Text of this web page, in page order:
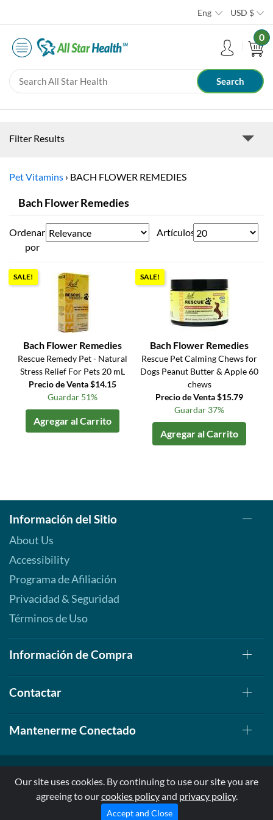
Eng USD $
0
Filter Results
Pet Vitamins › BACH FLOWER REMEDIES
Bach Flower Remedies
Ordenar
por
Artículos
SALE!
Bach Flower Remedies
Rescue Remedy Pet - Natural
Stress Relief For Pets 20 mL
Precio de Venta $14.15
Guardar 51%
Agregar al Carrito
SALE!
Bach Flower Remedies
Rescue Pet Calming Chews for
Dogs Peanut Butter & Apple 60
chews
Precio de Venta $15.79
Guardar 37%
Agregar al Carrito
Información del Sitio
About Us
Accessibility
Programa de Afiliación
Privacidad & Seguridad
Términos de Uso
Información de Compra
Contactar
Mantenerme Conectado
© 1999-2026, AllStarHealth.com | All Rights Reserved
* Estas declaraciones no han sido evaluadas por la FDA
Our site uses cookies. By continuing to use our site you are
agreeing to ourcookies policyand privacy policy.
Accept and Close